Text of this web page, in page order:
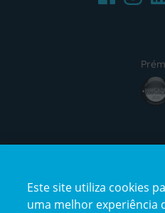
Este site utiliza cookies
uma melhor experiência